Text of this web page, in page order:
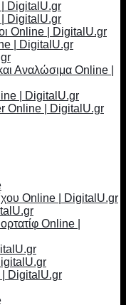
DigitalU.gr
DigitalU.gr
Online | DigitalU.gr
| DigitalU.gr
Αναλώσιμα Online |
| DigitalU.gr
Online | DigitalU.gr
Online | DigitalU.gr
Online |
DigitalU.gr